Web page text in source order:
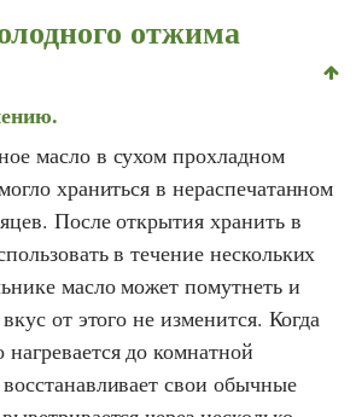
отжима
масло в сухом прохладном
храниться в нераспечатанном
После открытия хранить в
в течение нескольких
масло может помутнеть и
от этого не изменится. Когда
до комнатной
свои обычные